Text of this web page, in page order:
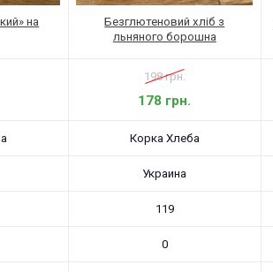
на
Безглютеновий хліб з
льняного борошна
198 грн.
178 грн.
Корка Хлеба
Украина
119
0